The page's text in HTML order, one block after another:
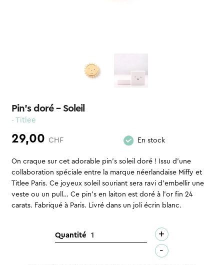
Pin’s doré – Soleil
- Titlee
29,00 CHF En stock
On craque sur cet adorable pin’s soleil doré ! Issu d’une
collaboration spéciale entre la marque néerlandaise Miffy et
Titlee Paris. Ce joyeux soleil souriant sera ravi d’embellir une
veste ou un pull… Ce pin’s en laiton est doré à l’or fin 24
carats. Fabriqué à Paris. Livré dans un joli écrin blanc.
Quantitéquantité
+
-